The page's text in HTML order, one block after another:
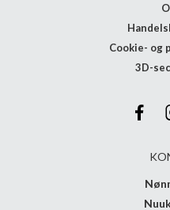
Cookie- og
3D-